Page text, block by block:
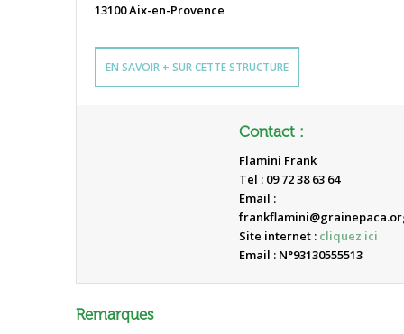
13100 Aix-en-Provence
EN SAVOIR + SUR CETTE STRUCTURE
Contact :
Flamini Frank
Tel : 09 72 38 63 64
Email :
Site internet : cliquez ici
Email : N°93130555513
Remarques